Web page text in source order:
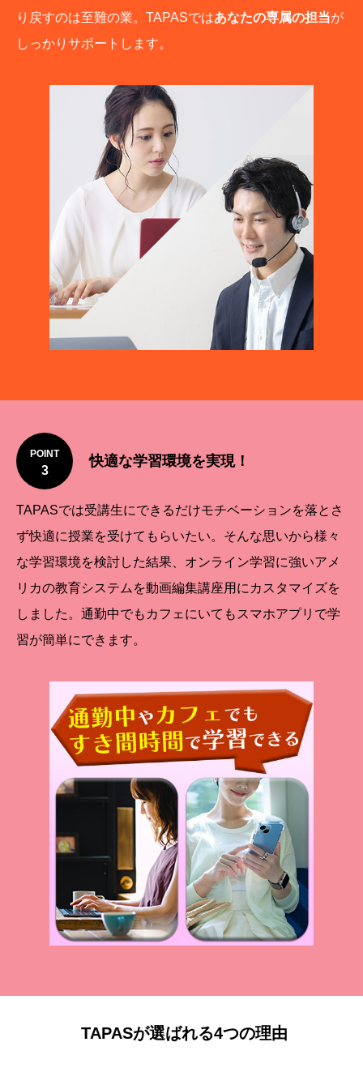
り戻すのは至難の業。TAPASではあなたの専属の担当が
しっかりサポートします。
POINT
3
快適な学習環境を実現！
TAPASでは受講生にできるだけモチベーションを落とさ
ず快適に授業を受けてもらいたい。そんな思いから様々
な学習環境を検討した結果、オンライン学習に強いアメ
リカの教育システムを動画編集講座用にカスタマイズを
しました。通勤中でもカフェにいてもスマホアプリで学
習が簡単にできます。
TAPASが選ばれる4つの理由